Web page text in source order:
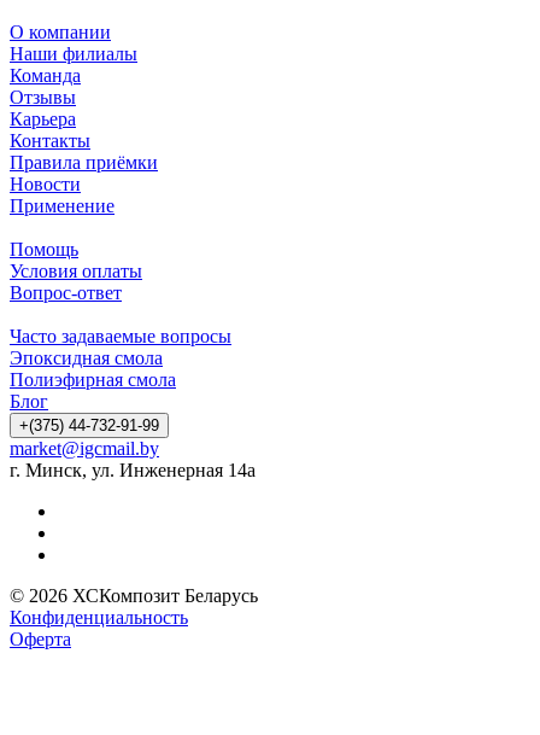
О компании
Наши филиалы
Команда
Отзывы
Карьера
Контакты
Правила приёмки
Новости
Применение
Помощь
Условия оплаты
Вопрос-ответ
Часто задаваемые вопросы
Эпоксидная смола
Полиэфирная смола
Блог
+(375) 44-732-91-99
market@igcmail.by
г. Минск, ул. Инженерная 14а
© 2026 ХСКомпозит Беларусь
Конфиденциальность
Оферта